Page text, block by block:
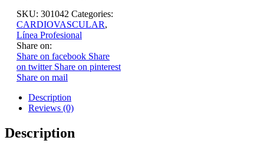
SKU: 301042 Categories:
CARDIOVASCULAR,
Línea Profesional
Share on:
Share on facebook Share
on twitter Share on pinterest
Share on mail
Description
Reviews (0)
Description